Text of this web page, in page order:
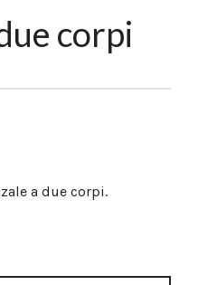
corpi
a due corpi.